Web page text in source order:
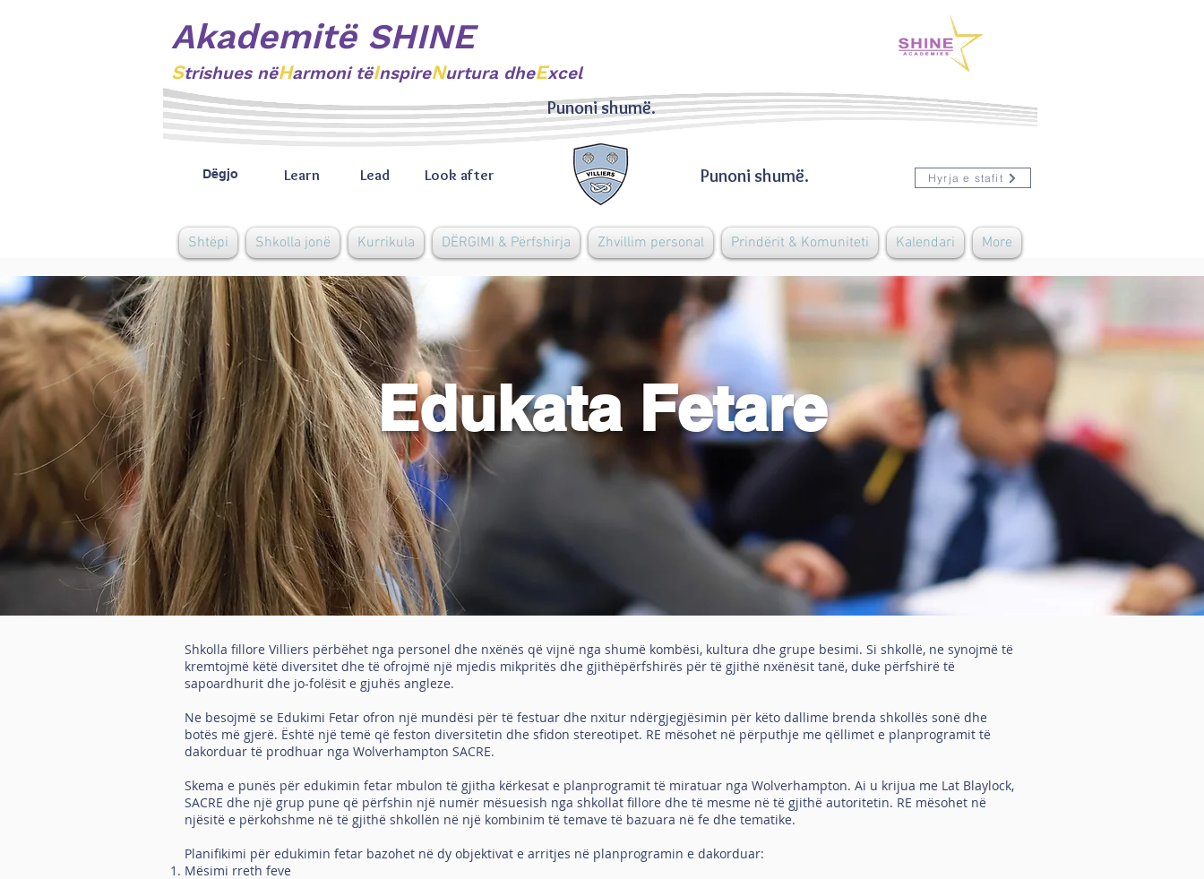
Akademitë SHINE
Strishues nëHarmoni tëInspireNurtura dheExcel
Dëgjo Punoni shumë.
Learn Lead Look after Hyrja e stafit
Punoni shumë.
Shtëpi Shkolla jonë Kurrikula DËRGIMI & Përfshirja Zhvillim personal Prindërit & Komuniteti Kalendari More
Edukata Fetare
Shkolla fillore Villiers përbëhet nga personel dhe nxënës që vijnë nga shumë kombësi, kultura dhe grupe besimi. Si shkollë, ne synojmë të
kremtojmë këtë diversitet dhe të ofrojmë një mjedis mikpritës dhe gjithëpërfshirës për të gjithë nxënësit tanë, duke përfshirë të
sapoardhurit dhe jo-folësit e gjuhës angleze.
Ne besojmë se Edukimi Fetar ofron një mundësi për të festuar dhe nxitur ndërgjegjësimin për këto dallime brenda shkollës sonë dhe
botës më gjerë. Është një temë që feston diversitetin dhe sfidon stereotipet. RE mësohet në përputhje me qëllimet e planprogramit të
dakorduar të prodhuar nga Wolverhampton SACRE.
Skema e punës për edukimin fetar mbulon të gjitha kërkesat e planprogramit të miratuar nga Wolverhampton. Ai u krijua me Lat Blaylock,
SACRE dhe një grup pune që përfshin një numër mësuesish nga shkollat fillore dhe të mesme në të gjithë autoritetin. RE mësohet në
njësitë e përkohshme në të gjithë shkollën në një kombinim të temave të bazuara në fe dhe tematike.
Planifikimi për edukimin fetar bazohet në dy objektivat e arritjes në planprogramin e dakorduar:
Mësimi rreth feve